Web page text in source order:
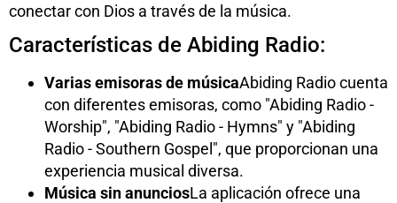
conectar con Dios a través de la música.
Características de Abiding Radio:
Varias emisoras de músicaAbiding Radio cuenta
con diferentes emisoras, como "Abiding Radio -
Worship", "Abiding Radio - Hymns" y "Abiding
Radio - Southern Gospel", que proporcionan una
experiencia musical diversa.
Música sin anunciosLa aplicación ofrece una